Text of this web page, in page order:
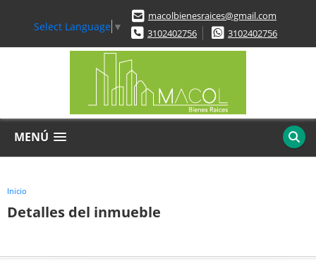
Select Language ▼
macolbienesraices@gmail.com
3102402756
3102402756
MENÚ
Inicio
Detalles del inmueble